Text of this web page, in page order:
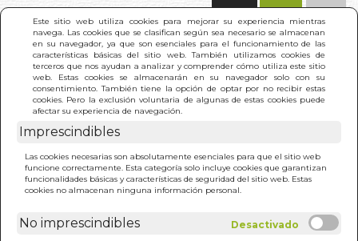
Este sitio web utiliza cookies para mejorar su experiencia mientras
navega. Las cookies que se clasifican según sea necesario se almacenan
en su navegador, ya que son esenciales para el funcionamiento de las
características básicas del sitio web. También utilizamos cookies de
terceros que nos ayudan a analizar y comprender cómo utiliza este sitio
web. Estas cookies se almacenarán en su navegador solo con su
consentimiento. También tiene la opción de optar por no recibir estas
cookies. Pero la exclusión voluntaria de algunas de estas cookies puede
afectar su experiencia de navegación.
Imprescindibles
Las cookies necesarias son absolutamente esenciales para que el sitio web
funcione correctamente. Esta categoría solo incluye cookies que garantizan
funcionalidades básicas y características de seguridad del sitio web. Estas
cookies no almacenan ninguna información personal.
No imprescindibles
INICIO > BRASIL. LIBRO DE COCINA